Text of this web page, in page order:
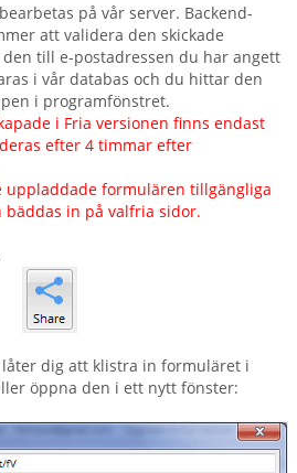
på vår server. Backend-
att validera den skickade
till e-postadressen du har angett
i vår databas och du hittar den
i programfönstret.
i Fria versionen finns endast
efter 4 timmar efter
uppladdade formulären tillgängliga
bäddas in på valfria sidor.
dig att klistra in formuläret i
öppna den i ett nytt fönster: